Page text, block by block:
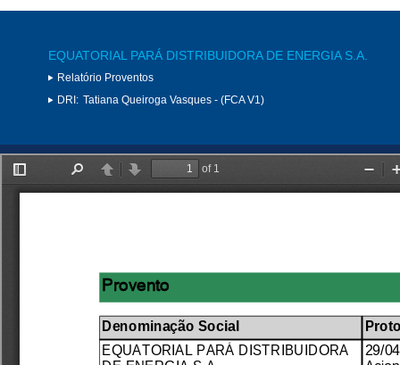
EQUATORIAL PARÁ DISTRIBUIDORA DE ENERGIA S.A.
Relatório Proventos
DRI: Tatiana Queiroga Vasques - (FCA V1)